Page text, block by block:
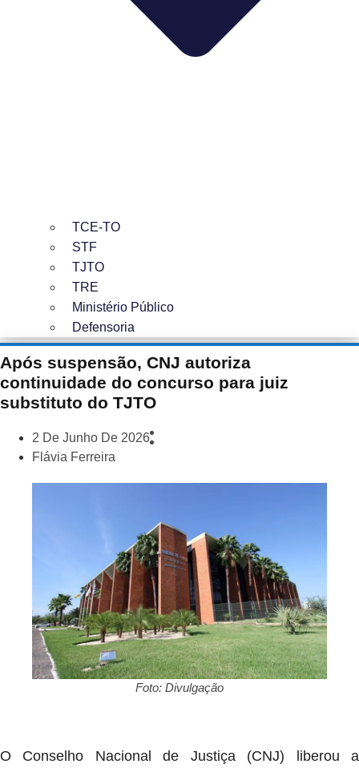
TCE-TO
STF
TJTO
TRE
Ministério Público
Defensoria
Após suspensão, CNJ autoriza
continuidade do concurso para juiz
substituto do TJTO
2 De Junho De 2026
Flávia Ferreira
Foto: Divulgação
O Conselho Nacional de Justiça (CNJ) liberou a